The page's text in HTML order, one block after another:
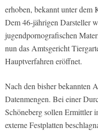
erhoben, bekannt unter dem
Dem 46-jährigen Darsteller
jugendpornografischen
nun das Amtsgericht
Hauptverfahren eröffnet.
Nach den bisher bekannten
Datenmengen. Bei einer
Schöneberg sollen Ermittler
externe Festplatten